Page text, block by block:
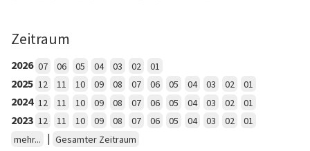
Zeitraum
2026 07 06 05 04 03 02 01
2025 12 11 10 09 08 07 06 05 04 03 02 01
2024 12 11 10 09 08 07 06 05 04 03 02 01
2023 12 11 10 09 08 07 06 05 04 03 02
01
mehr...
| Gesamter Zeitraum